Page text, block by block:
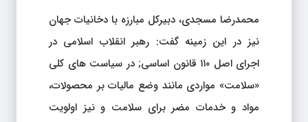
محمدرضا مسجدی، دبیرکل مبارزه با دخانیات جهان
نیز در این زمینه گفت: رهبر انقلاب اسلامی در
اجرای اصل ۱۱۰ قانون اساسی; در سیاست های کلی
«سلامت» مواردی مانند وضع مالیات بر محصولات،
مواد و خدمات مضر برای سلامت و نیز اولویت